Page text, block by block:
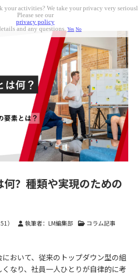
何？種類や実現のための
） 執筆者：LM編集部
コラム記事
おいて、従来のトップダウン型の組
なり、社員一人ひとりが自律的に考
your activities? We take your privacy very
Please see our
privacy policy
and any questions.Yes No